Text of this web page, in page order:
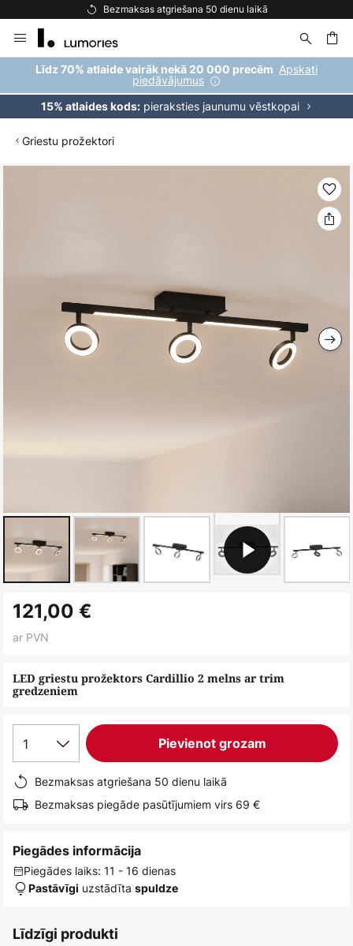
Bezmaksas atgriešana 50 dienu laikā
to
Content
Līdz 70% atlaide vairāk nekā 20 000 precēm Apskati
piedāvājumus
15% atlaides kods:pieraksties jaunumu vēstkopai
Griestu prožektori
uz
galerijas
LED griestu prožektors Cardillio 2 melns ar trim
gredzeniem
121,00 €
ar PVN
1 Pievienot grozam
Bezmaksas atgriešana 50 dienu laikā
Bezmaksas piegāde pasūtījumiem virs 69 €
Piegādes informācija
Piegādes laiks: 11 - 16 dienas
Pastāvīgi uzstādīta spuldze
Līdzīgi produkti